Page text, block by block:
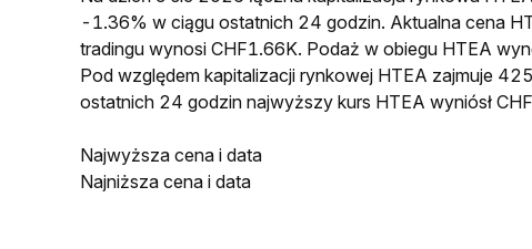
-1.36% w ciągu ostatnich 24 godzin. Aktualna cena
tradingu wynosi CHF1.66K. Podaż w obiegu HTEA
Pod względem kapitalizacji rynkowej HTEA zajmuje
ostatnich 24 godzin najwyższy kurs HTEA wyniósł
Najwyższa cena i data
Najniższa cena i data